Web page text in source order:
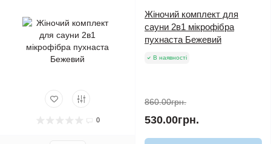
0
Жіночий комплект для
сауни 2в1 мікрофібра
пухнаста Бежевий
В наявності
860.00грн.
530.00грн.